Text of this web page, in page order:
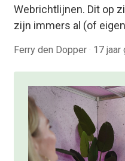
Webrichtlijnen. Dit op
zijn immers al (of
Ferry den Dopper · 17 jaar